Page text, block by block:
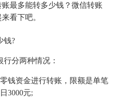
最多能转多少钱？微信转账
看下吧。
钱?
分两种情况：
钱资金进行转账，限额是单笔
3000元;